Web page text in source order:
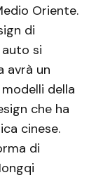
Oriente.
di
si
avrà un
della
che ha
cinese.
di